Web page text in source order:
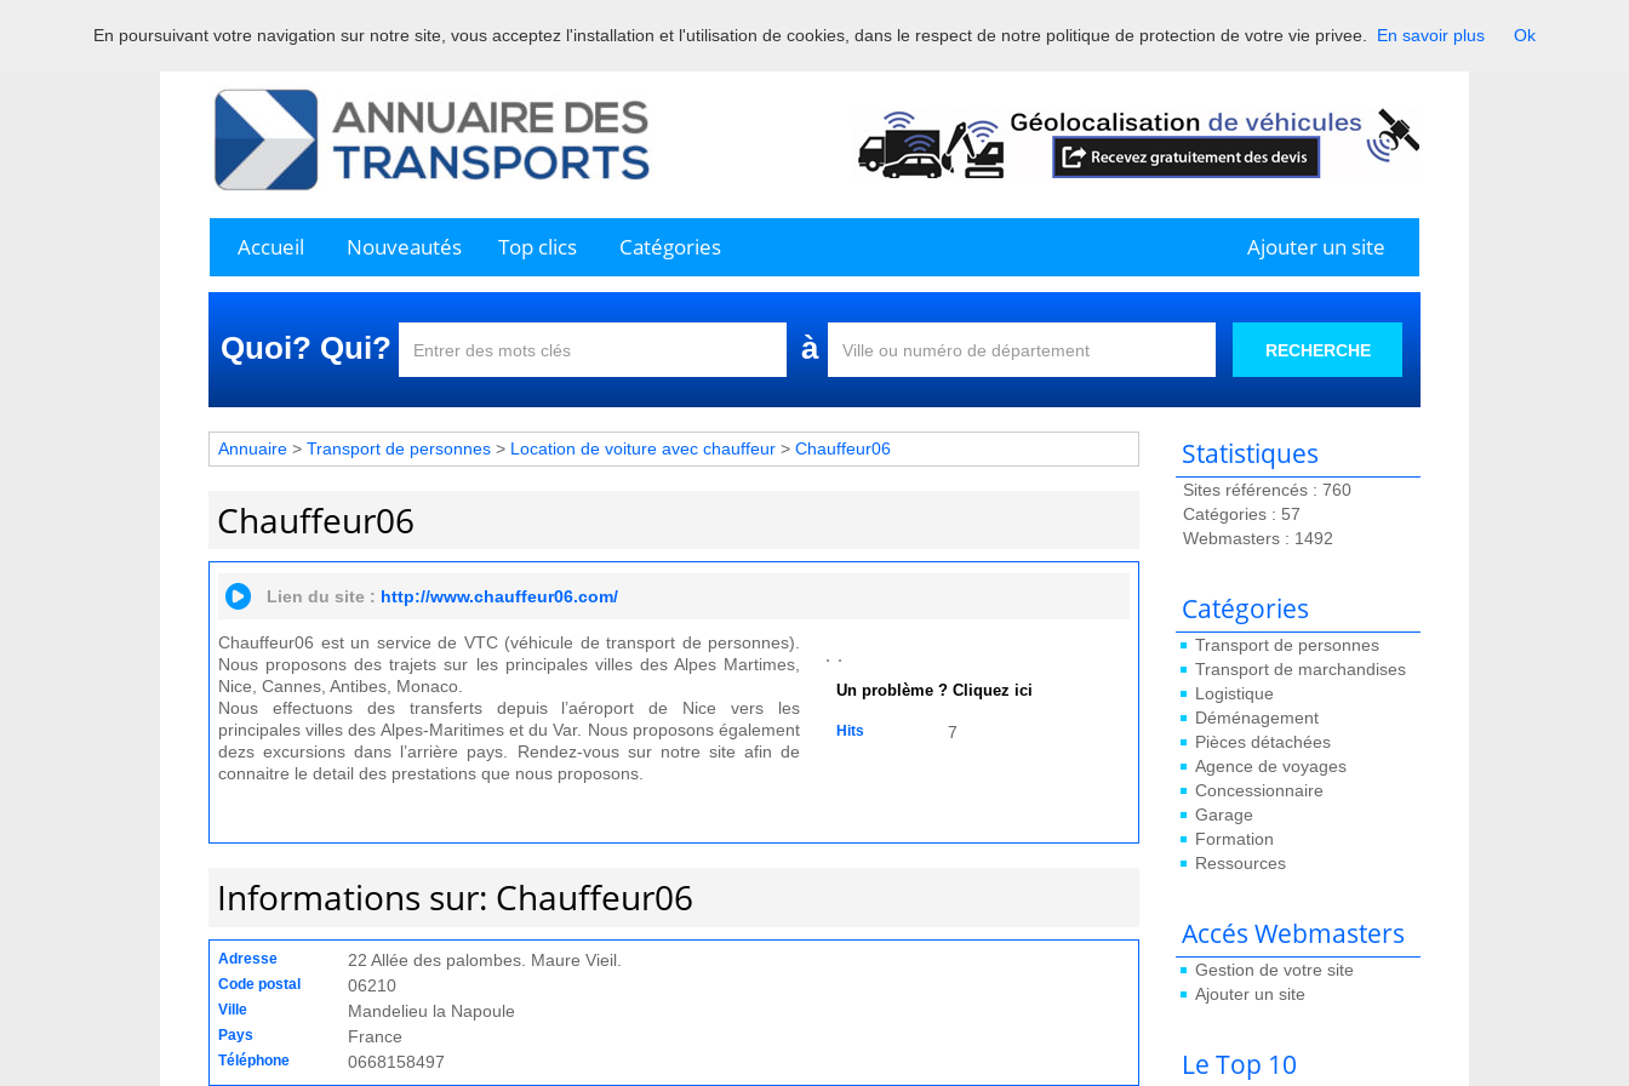
Bienvenue sur l'annuaire professionnel du transport et de la la logistique en France.
Accueil Nouveautés Top clics Catégories Ajouter un site
Quoi? Qui? à RECHERCHE
Statistiques
Sites référencés : 760
Catégories : 57
Webmasters : 1492
Catégories
Transport de personnes
Transport de marchandises
Logistique
Déménagement
Pièces détachées
Agence de voyages
Concessionnaire
Garage
Formation
Ressources
Accés Webmasters
Gestion de votre site
Ajouter un site
Le Top 10
Annuaire > Transport de personnes > Location de voiture avec chauffeur > Chauffeur06
Chauffeur06
Lien du site : http://www.chauffeur06.com/
Chauffeur06 est un service de VTC (véhicule de transport de personnes).
Nous proposons des trajets sur les principales villes des Alpes Martimes,
Nice, Cannes, Antibes, Monaco.
Nous effectuons des transferts depuis l’aéroport de Nice vers les
principales villes des Alpes-Maritimes et du Var. Nous proposons également
dezs excursions dans l’arrière pays. Rendez-vous sur notre site afin de
connaitre le detail des prestations que nous proposons.
Un problème ? Cliquez ici
Hits 7
Informations sur: Chauffeur06
Adresse 22 Allée des palombes. Maure Vieil.
Code postal 06210
Ville Mandelieu la Napoule
Pays France
Téléphone 0668158497
En poursuivant votre navigation sur notre site, vous acceptez l'installation et l'utilisation de cookies, dans le respect de notre politique de protection de votre vie privee. En savoir plus Ok